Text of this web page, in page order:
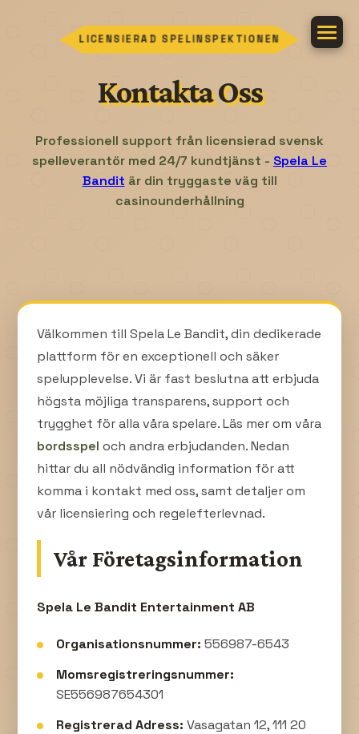
LICENSIERAD SPELINSPEKTIONEN
Kontakta Oss
Professionell support från licensierad svensk
spelleverantör med 24/7 kundtjänst - Spela Le
Bandit är din tryggaste väg till
casinounderhållning
Välkommen till Spela Le Bandit, din dedikerade
plattform för en exceptionell och säker
spelupplevelse. Vi är fast beslutna att erbjuda
högsta möjliga transparens, support och
trygghet för alla våra spelare. Läs mer om våra
bordsspel och andra erbjudanden. Nedan
hittar du all nödvändig information för att
komma i kontakt med oss, samt detaljer om
vår licensiering och regelefterlevnad.
Vår Företagsinformation
Spela Le Bandit Entertainment AB
Organisationsnummer: 556987-6543
Momsregistreringsnummer:
SE556987654301
Registrerad Adress: Vasagatan 12, 111 20